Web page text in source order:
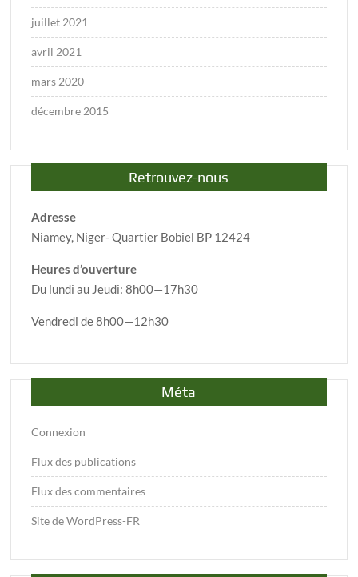
juillet 2021
avril 2021
mars 2020
décembre 2015
Retrouvez-nous
Adresse
Niamey, Niger- Quartier Bobiel BP 12424
Heures d’ouverture
Du lundi au Jeudi: 8h00—17h30
Vendredi de 8h00—12h30
Méta
Connexion
Flux des publications
Flux des commentaires
Site de WordPress-FR